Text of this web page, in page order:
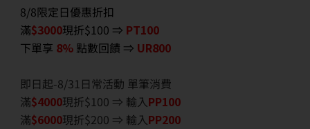
8/8限定日優惠折扣
滿$3000現折$100 ⇒ PT100
下單享 8% 點數回饋 ⇒ UR800
即日起-8/31日常活動 單筆消費
滿$4000現折$100 ⇒ 輸入PP100
滿$6000現折$200 ⇒ 輸入PP200